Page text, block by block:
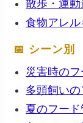
散歩・運
食物アレ
📅 シーン別
災害時の
多頭飼い
夏のフード